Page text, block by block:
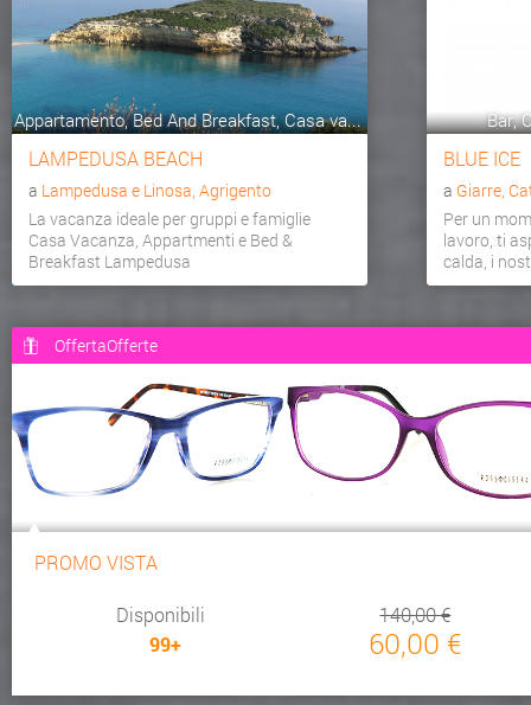
Appartamento, Bed And Breakfast, Casa va...
LAMPEDUSA BEACH
a Lampedusa e Linosa, Agrigento
La vacanza ideale per gruppi e famiglie
Casa Vacanza, Appartmenti e Bed &
Breakfast Lampedusa
Bar,
BLUE ICE
a Giarre,
Per un
lavoro, ti
calda, i
OffertaOfferte
PROMO VISTA
Disponibili
99+
140,00 €
60,00 €